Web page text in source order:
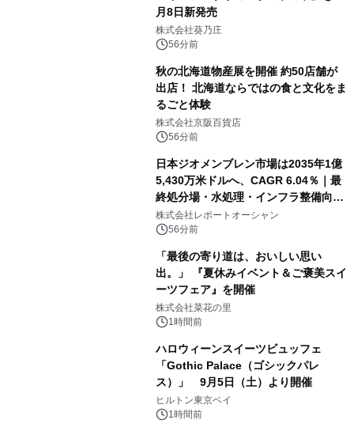
月8日新発売
株式会社葵乃庄
56分前
秋の北海道物産展を開催 約50店舗が
出店！ 北海道ならではの食と文化をま
るごと体験
株式会社京阪百貨店
56分前
日本ジオメンブレン市場は2035年1億
5,430万米ドルへ、CAGR 6.04％｜最
終処分場・水処理・インフラ整備向け
需要拡大
株式会社レポートオーシャン
56分前
「最後の寄り道は、おいしい思い
出。」 『夏休みイベント＆ご褒美スイ
ーツフェア』を開催
株式会社菜花の里
1時間前
ハロウィーンスイーツビュッフェ
「Gothic Palace（ゴシックパレ
ス）」 9月5日（土）より開催
ヒルトン東京ベイ
1時間前